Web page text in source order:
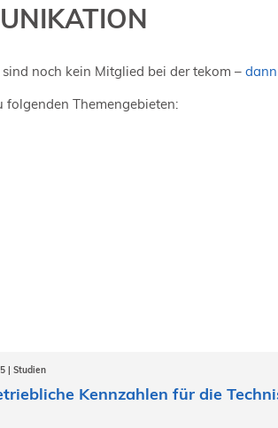
noch kein Mitglied bei der tekom –
folgenden Themengebieten:
| Studien
Kennzahlen für die